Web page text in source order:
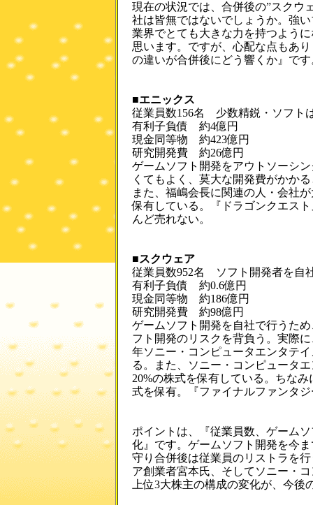
現在の状況では、合併後の”スクウ
社は皆無ではないでしょうか。強
業界でとても大きな力を持つよう
思います。ですが、心配な点もあ
の違いが合併後にどう響くか』で
■エニックス
従業員数156名 少数精鋭・ソフト
有利子負債 約4億円
現金同等物 約423億円
研究開発費 約26億円
ゲームソフト開発をアウトソーシ
くてもよく、莫大な開発費がかか
また、福嶋会長に関連の人・会社
保有している。『ドラゴンクエス
んど売れない。
■スクウェア
従業員数952名 ソフト開発者を自
有利子負債 約0.6億円
現金同等物 約186億円
研究開発費 約98億円
ゲームソフト開発を自社で行うた
フト開発のリスクを背負う。実際
年ソニー・コンピュータエンタテ
る。また、ソニー・コンピュータ
20%の株式を保有している。ちな
式を保有。『ファイナルファンタ
ポイントは、『従業員数、ゲーム
化』です。ゲームソフト開発を今
守り合併後は従業員のリストラを
ア創業者宮本氏、そしてソニー・
上位3大株主の構成の変化が、今